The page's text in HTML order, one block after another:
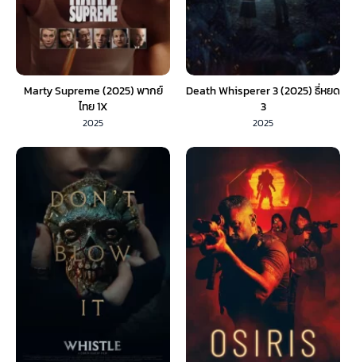
Marty Supreme (2025) พากย์
ไทย 1X
2025
Death Whisperer 3 (2025) ธี่หยด
3
2025